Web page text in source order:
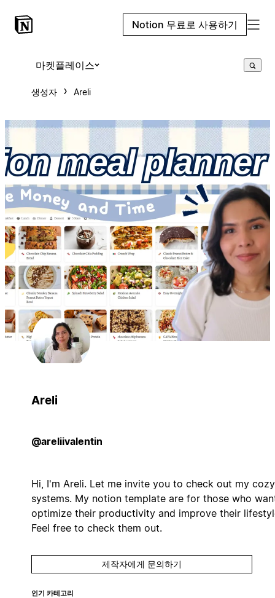
Notion 무료로 사용하기
마켓플레이스
생성자 Areli
Areli
@areliivalentin
Hi, I'm Areli. Let me invite you to check out my cozy
systems. My notion template are for those who
optimize their productivity and improve their
Feel free to check them out.
제작자에게 문의하기
인기 카테고리